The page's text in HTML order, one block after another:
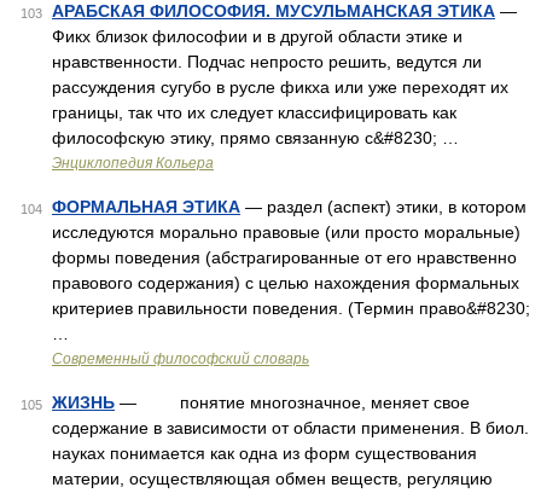
103 АРАБСКАЯ ФИЛОСОФИЯ. МУСУЛЬМАНСКАЯ ЭТИКА —
Фикх близок философии и в другой области этике и
нравственности. Подчас непросто решить, ведутся ли
рассуждения сугубо в русле фикха или уже переходят их
границы, так что их следует классифицировать как
философскую этику, прямо связанную с&#8230; …
Энциклопедия Кольера
104 ФОРМАЛЬНАЯ ЭТИКА — раздел (аспект) этики, в котором
исследуются морально правовые (или просто моральные)
формы поведения (абстрагированные от его нравственно
правового содержания) с целью нахождения формальных
критериев правильности поведения. (Термин право&#8230;
Современный философский словарь
105 ЖИЗНЬ — понятие многозначное, меняет свое
содержание в зависимости от области применения. В биол.
науках понимается как одна из форм существования
материи, осуществляющая обмен веществ, регуляцию